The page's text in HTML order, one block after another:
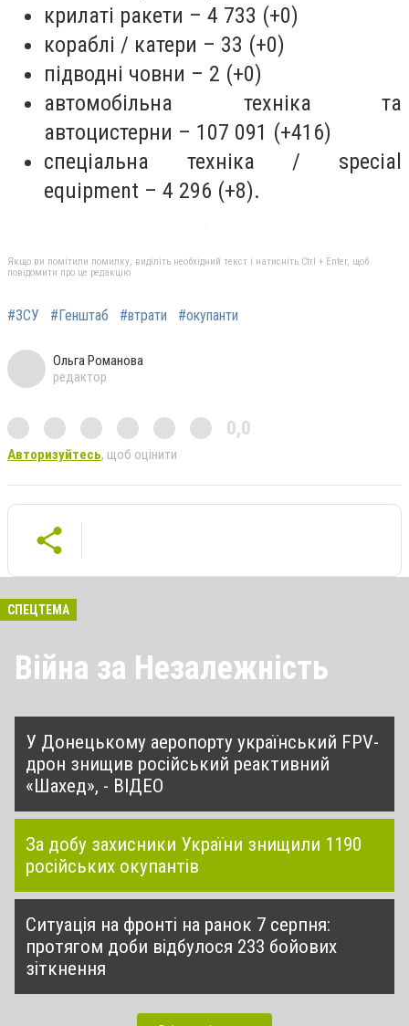
крилаті ракети – 4 733 (+0)
кораблі / катери – 33 (+0)
підводні човни – 2 (+0)
автомобільна техніка та
автоцистерни – 107 091 (+416)
спеціальна техніка / special
equipment – 4 296 (+8).
Якщо ви помітили помилку, виділіть необхідний текст і натисніть Ctrl + Enter, щоб
повідомити про це редакцію
#ЗСУ #Генштаб #втрати #окупанти
Ольга Романова
редактор
0,0
Авторизуйтесь, щоб оцінити
СПЕЦТЕМА
Війна за Незалежність
У Донецькому аеропорту український FPV-
дрон знищив російський реактивний
«Шахед», - ВІДЕО
За добу захисники України знищили 1190
російських окупантів
Ситуація на фронті на ранок 7 серпня:
протягом доби відбулося 233 бойових
зіткнення